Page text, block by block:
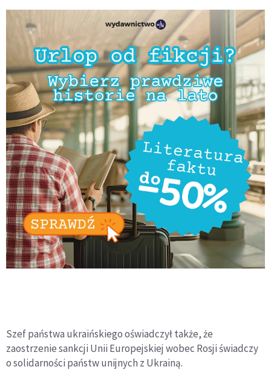
Szef państwa ukraińskiego oświadczył także, że
zaostrzenie sankcji Unii Europejskiej wobec Rosji świadczy
o solidarności państw unijnych z Ukrainą.